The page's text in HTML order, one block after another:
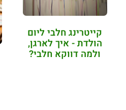
קייטרינג חלבי ליום
הולדת - איך לארגן,
ולמה דווקא חלבי?